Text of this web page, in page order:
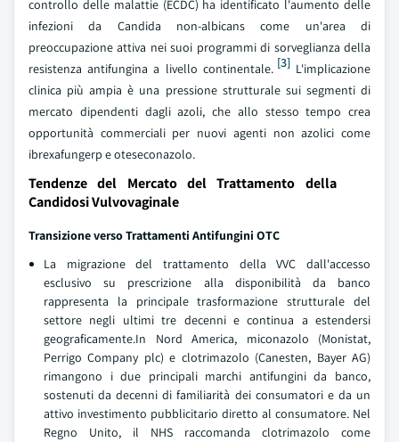
controllo delle malattie (ECDC) ha identificato l'aumento delle
infezioni da Candida non-albicans come un'area di
preoccupazione attiva nei suoi programmi di sorveglianza della
resistenza antifungina a livello continentale. [3]L'implicazione
clinica più ampia è una pressione strutturale sui segmenti di
mercato dipendenti dagli azoli, che allo stesso tempo crea
opportunità commerciali per nuovi agenti non azolici come
ibrexafungerp e oteseconazolo.
Tendenze del Mercato del Trattamento della
Candidosi Vulvovaginale
Transizione verso Trattamenti Antifungini OTC
La migrazione del trattamento della VVC dall'accesso
esclusivo su prescrizione alla disponibilità da banco
rappresenta la principale trasformazione strutturale del
settore negli ultimi tre decenni e continua a estendersi
geograficamente.In Nord America, miconazolo (Monistat,
Perrigo Company plc) e clotrimazolo (Canesten, Bayer AG)
rimangono i due principali marchi antifungini da banco,
sostenuti da decenni di familiarità dei consumatori e da un
attivo investimento pubblicitario diretto al consumatore. Nel
Regno Unito, il NHS raccomanda clotrimazolo come